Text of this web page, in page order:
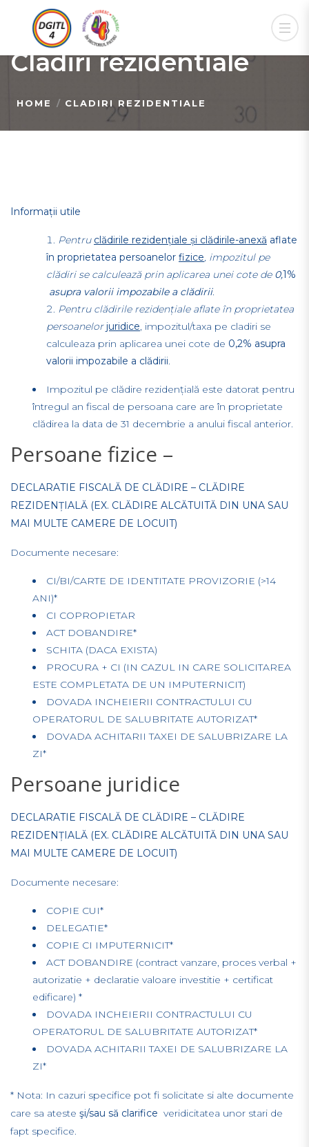
Cladiri rezidentiale
HOME CLADIRI REZIDENTIALE
Informații utile
Pentru clădirile rezidențiale și clădirile-anexă aflate
în proprietatea persoanelor fizice, impozitul pe
clădiri se calculează prin aplicarea unei cote de 0,1%
asupra valorii impozabile a clădirii.
Pentru clădirile rezidențiale aflate în proprietatea
persoanelor juridice, impozitul/taxa pe cladiri se
calculeaza prin aplicarea unei cote de 0,2% asupra
valorii impozabile a clădirii.
Impozitul pe clădire rezidențială este datorat pentru
întregul an fiscal de persoana care are în proprietate
clădirea la data de 31 decembrie a anului fiscal anterior.
Persoane fizice –
DECLARATIE FISCALĂ DE CLĂDIRE – CLĂDIRE
REZIDENȚIALĂ (EX. CLĂDIRE ALCĂTUITĂ DIN UNA SAU
MAI MULTE CAMERE DE LOCUIT)
Documente necesare:
CI/BI/CARTE DE IDENTITATE PROVIZORIE (>14
ANI)*
CI COPROPIETAR
ACT DOBANDIRE*
SCHITA (DACA EXISTA)
PROCURA + CI (IN CAZUL IN CARE SOLICITAREA
ESTE COMPLETATA DE UN IMPUTERNICIT)
DOVADA INCHEIERII CONTRACTULUI CU
OPERATORUL DE SALUBRITATE AUTORIZAT*
DOVADA ACHITARII TAXEI DE SALUBRIZARE LA
ZI*
Persoane juridice
DECLARATIE FISCALĂ DE CLĂDIRE – CLĂDIRE
REZIDENȚIALĂ (EX. CLĂDIRE ALCĂTUITĂ DIN UNA SAU
MAI MULTE CAMERE DE LOCUIT)
Documente necesare:
COPIE CUI*
DELEGATIE*
COPIE CI IMPUTERNICIT*
ACT DOBANDIRE (contract vanzare, proces verbal +
autorizatie + declaratie valoare investitie + certificat
edificare) *
DOVADA INCHEIERII CONTRACTULUI CU
OPERATORUL DE SALUBRITATE AUTORIZAT*
DOVADA ACHITARII TAXEI DE SALUBRIZARE LA
ZI*
* Nota: In cazuri specifice pot fi solicitate si alte documente
care sa ateste şi/sau să clarifice veridicitatea unor stari de
fapt specifice.